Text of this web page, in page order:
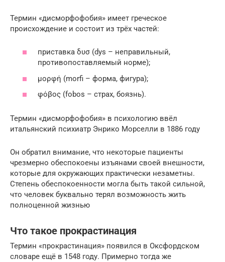
Термин «дисморфофобия» имеет греческое
происхождение и состоит из трёх частей:
приставка δυσ (dys – неправильный,
противопоставляемый норме);
μορφή (morfi – форма, фигура);
φόβος (fobos – страх, боязнь).
Термин «дисморфофобия» в психологию ввёл
итальянский психиатр Энрико Морселли в 1886 году
Он обратил внимание, что некоторые пациенты
чрезмерно обеспокоены изъянами своей внешности,
которые для окружающих практически незаметны.
Степень обеспокоенности могла быть такой сильной,
что человек буквально терял возможность жить
полноценной жизнью
Что такое прокрастинация
Термин «прокрастинация» появился в Оксфордском
словаре ещё в 1548 году. Примерно тогда же